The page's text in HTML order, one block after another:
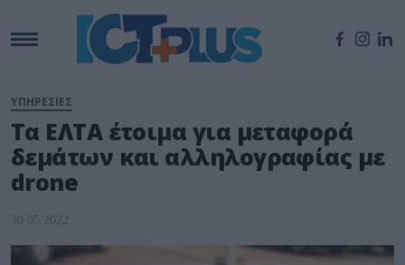
ΥΠΗΡΕΣΙΕΣ
Τα ΕΛΤΑ έτοιμα για μεταφορά
δεμάτων και αλληλογραφίας με
drone
30.05.2022